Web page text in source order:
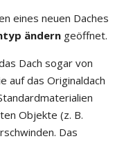
eines neuen Daches
ändern geöffnet.
Dach sogar von
auf das Originaldach
Objekte (z. B.
Das